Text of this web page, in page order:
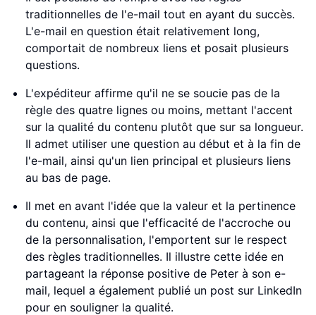
traditionnelles de l'e-mail tout en ayant du succès.
L'e-mail en question était relativement long,
comportait de nombreux liens et posait plusieurs
questions.
L'expéditeur affirme qu'il ne se soucie pas de la
règle des quatre lignes ou moins, mettant l'accent
sur la qualité du contenu plutôt que sur sa longueur.
Il admet utiliser une question au début et à la fin de
l'e-mail, ainsi qu'un lien principal et plusieurs liens
au bas de page.
Il met en avant l'idée que la valeur et la pertinence
du contenu, ainsi que l'efficacité de l'accroche ou
de la personnalisation, l'emportent sur le respect
des règles traditionnelles. Il illustre cette idée en
partageant la réponse positive de Peter à son e-
mail, lequel a également publié un post sur LinkedIn
pour en souligner la qualité.